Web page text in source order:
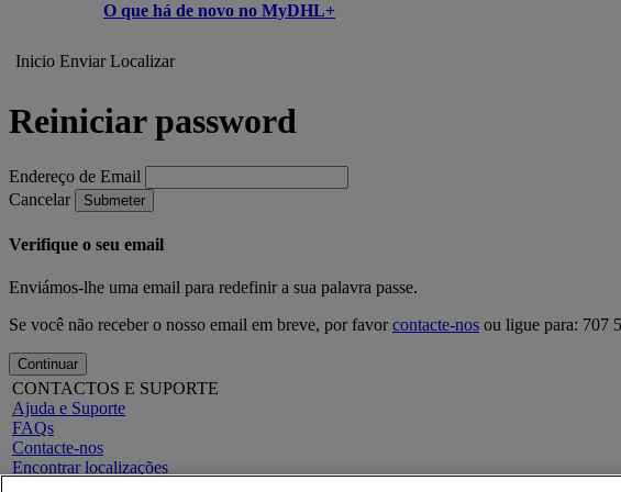
O que há de novo no MyDHL+
Inicio Enviar Localizar
Reiniciar password
Endereço de Email
Cancelar
Submeter
Verifique o seu email
Enviámos-lhe uma email para redefinir a sua palavra passe.
Se você não receber o nosso email em breve, por favorcontacte-nos ou ligue para: 707
Continuar
CONTACTOS E SUPORTE
Ajuda e Suporte
FAQs
Contacte-nos
Encontrar localizações